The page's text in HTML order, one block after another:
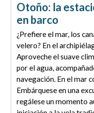
Otoño: la
en barco
¿Prefiere el mar, los
velero? En el
Aproveche el suave
por el agua,
navegación. En el mar
Embárquese en una
regálese un momento